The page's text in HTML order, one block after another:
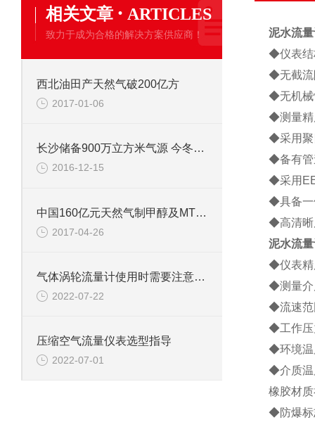
相关文章 · ARTICLES
致力于成为合格的解决方案供应商！
西北油田产天然气破200亿方
2017-01-06
长沙储备900万立方米气源 今冬不惧“气荒”
2016-12-15
中国160亿元天然气制甲醇及MTO项目落户阿曼
2017-04-26
气体涡轮流量计使用时需要注意哪些
2022-07-22
压缩空气流量仪表选型指导
2022-07-01
泥水流
◆仪表结
◆无截流
◆无机械
◆测量精
◆采用聚
◆备有管
◆采用
◆具备一
◆高清晰
泥水流
◆仪表精
◆测量介
◆流速范
◆工作压
◆环境
◆介质温
橡胶材
◆防爆标